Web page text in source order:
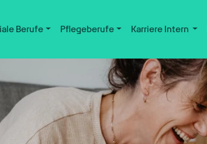
Berufe Pflegeberufe Karriere Intern